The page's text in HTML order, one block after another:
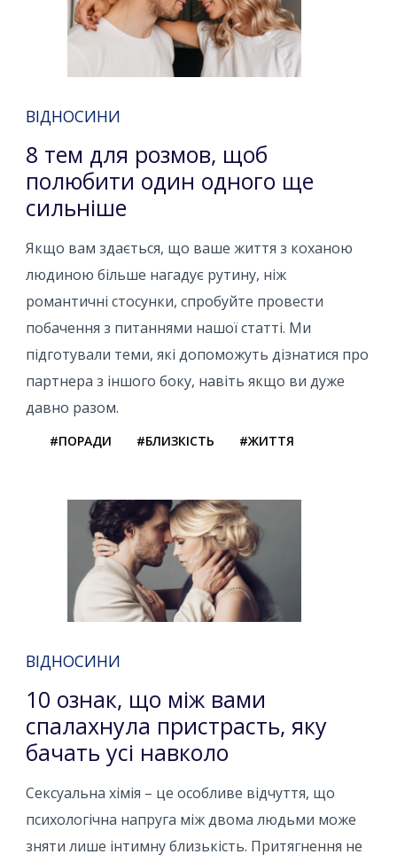
ВІДНОСИНИ
8 тем для розмов, щоб
полюбити один одного ще
сильніше
Якщо вам здається, що ваше життя з коханою
людиною більше нагадує рутину, ніж
романтичні стосунки, спробуйте провести
побачення з питаннями нашої статті. Ми
підготували теми, які допоможуть дізнатися про
партнера з іншого боку, навіть якщо ви дуже
давно разом.
#ПОРАДИ #БЛИЗКІСТЬ #ЖИТТЯ
ВІДНОСИНИ
10 ознак, що між вами
спалахнула пристрасть, яку
бачать усі навколо
Сексуальна хімія – це особливе відчуття, що
психологічна напруга між двома людьми може
зняти лише інтимну близькість. Притягнення не